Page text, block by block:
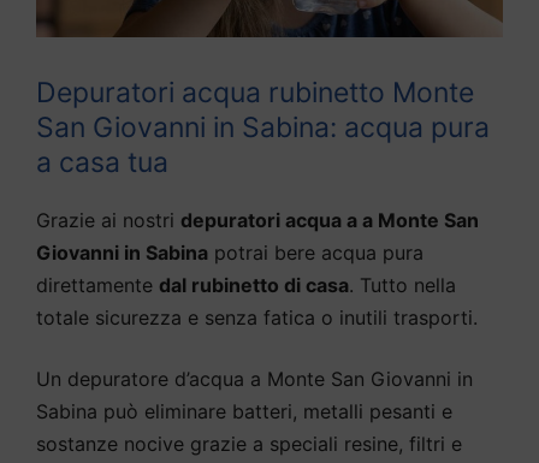
Depuratori acqua rubinetto Monte
San Giovanni in Sabina: acqua pura
a casa tua
Grazie ai nostri depuratori acqua a a Monte San
Giovanni in Sabina potrai bere acqua pura
direttamente dal rubinetto di casa. Tutto nella
totale sicurezza e senza fatica o inutili trasporti.
Un depuratore d’acqua a Monte San Giovanni in
Sabina può eliminare batteri, metalli pesanti e
sostanze nocive grazie a speciali resine, filtri e